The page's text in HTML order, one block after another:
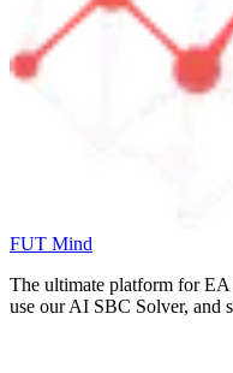
FUT Mind
The ultimate platform for EA
use our AI SBC Solver, and